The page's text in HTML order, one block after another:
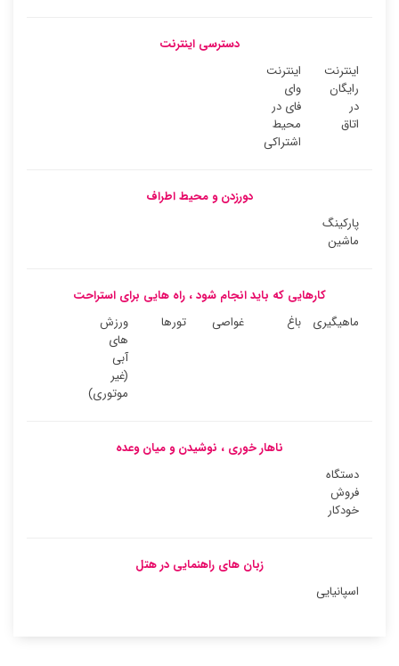
دسترسی اینترنت
اینترنت
رایگان
در
اتاق
اینترنت
وای
فای در
محیط
اشتراکی
دورزدن و محیط اطراف
پارکینگ
ماشین
کارهایی که باید انجام شود ، راه هایی برای استراحت
ماهیگیری
باغ غواصی تورها
ورزش
های
آبی
(غیر
موتوری)
ناهار خوری ، نوشیدن و میان وعده
دستگاه
فروش
خودکار
زبان های راهنمایی در هتل
اسپانیایی